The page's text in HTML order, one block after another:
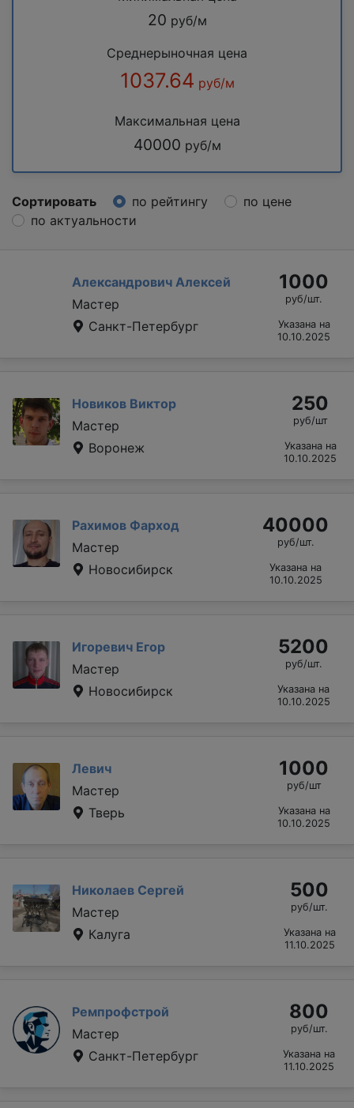
20 руб/м
Среднерыночная цена
1037.64 руб/м
Максимальная цена
40000 руб/м
Сортировать по рейтингу
по цене
по актуальности
Александрович Алексей
Мастер
Санкт-Петербург
1000
руб/шт.
Указана на
10.10.2025
Новиков Виктор
Мастер
Воронеж
250
руб/шт
Указана на
10.10.2025
Рахимов Фарход
Мастер
Новосибирск
40000
руб/шт.
Указана на
10.10.2025
Игоревич Егор
Мастер
Новосибирск
5200
руб/шт.
Указана на
10.10.2025
Левич
Мастер
Тверь
1000
руб/шт
Указана на
10.10.2025
Николаев Сергей
Мастер
Калуга
500
руб/шт.
Указана на
11.10.2025
Ремпрофстрой
Мастер
Санкт-Петербург
800
руб/шт.
Указана на
11.10.2025